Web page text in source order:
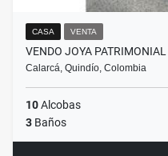
CASA VENTA
VENDO JOYA
Calarcá, Quindío, Colombia
10Alcobas
3 Baños